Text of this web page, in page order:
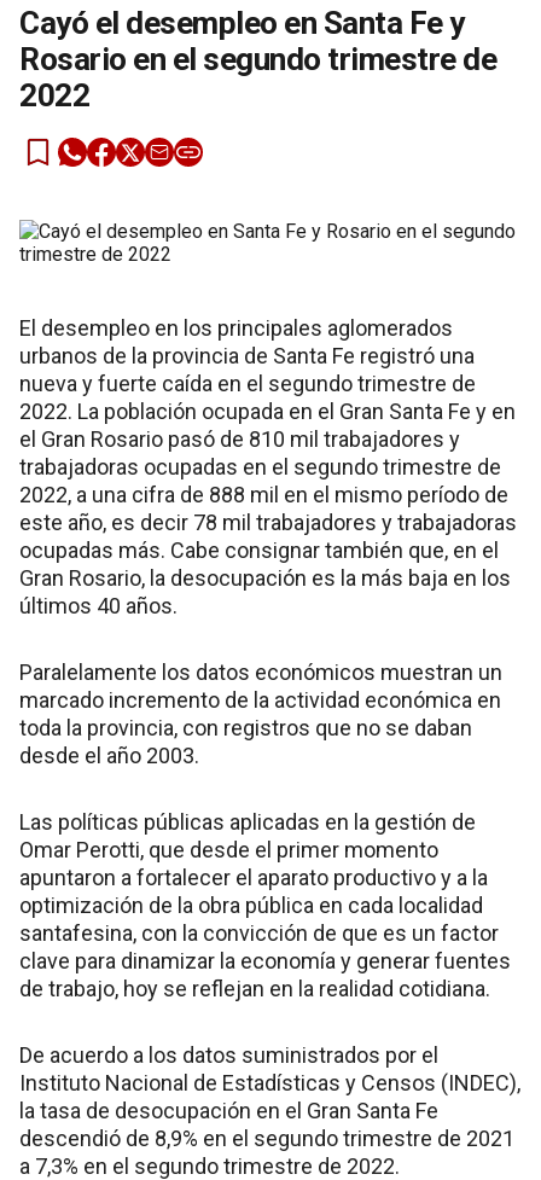
Cayó el desempleo en Santa Fe y
Rosario en el segundo trimestre de
2022
El desempleo en los principales aglomerados
urbanos de la provincia de Santa Fe registró una
nueva y fuerte caída en el segundo trimestre de
2022. La población ocupada en el Gran Santa Fe y en
el Gran Rosario pasó de 810 mil trabajadores y
trabajadoras ocupadas en el segundo trimestre de
2022, a una cifra de 888 mil en el mismo período de
este año, es decir 78 mil trabajadores y trabajadoras
ocupadas más. Cabe consignar también que, en el
Gran Rosario, la desocupación es la más baja en los
últimos 40 años.
Paralelamente los datos económicos muestran un
marcado incremento de la actividad económica en
toda la provincia, con registros que no se daban
desde el año 2003.
Las políticas públicas aplicadas en la gestión de
Omar Perotti, que desde el primer momento
apuntaron a fortalecer el aparato productivo y a la
optimización de la obra pública en cada localidad
santafesina, con la convicción de que es un factor
clave para dinamizar la economía y generar fuentes
de trabajo, hoy se reflejan en la realidad cotidiana.
De acuerdo a los datos suministrados por el
Instituto Nacional de Estadísticas y Censos (INDEC),
la tasa de desocupación en el Gran Santa Fe
descendió de 8,9% en el segundo trimestre de 2021
a 7,3% en el segundo trimestre de 2022.